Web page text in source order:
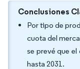
Conclusiones
Por tipo de
cuota del
se prevé que el
hasta 2031.